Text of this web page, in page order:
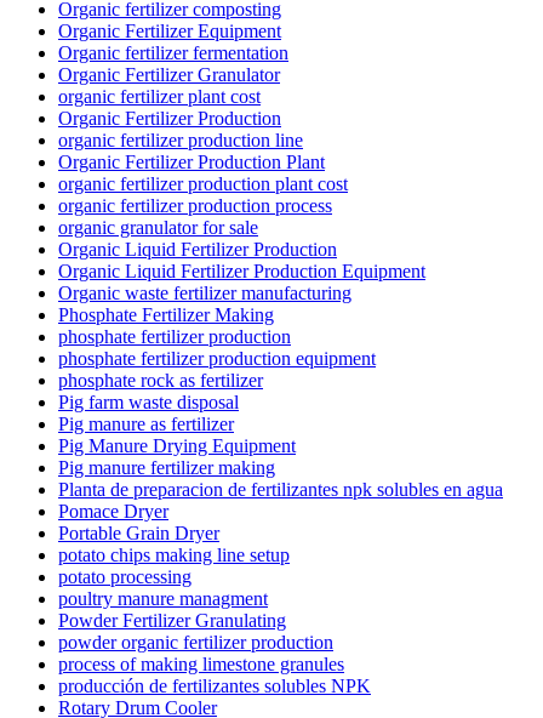
Organic fertilizer composting
Organic Fertilizer Equipment
Organic fertilizer fermentation
Organic Fertilizer Granulator
organic fertilizer plant cost
Organic Fertilizer Production
organic fertilizer production line
Organic Fertilizer Production Plant
organic fertilizer production plant cost
organic fertilizer production process
organic granulator for sale
Organic Liquid Fertilizer Production
Organic Liquid Fertilizer Production Equipment
Organic waste fertilizer manufacturing
Phosphate Fertilizer Making
phosphate fertilizer production
phosphate fertilizer production equipment
phosphate rock as fertilizer
Pig farm waste disposal
Pig manure as fertilizer
Pig Manure Drying Equipment
Pig manure fertilizer making
Planta de preparacion de fertilizantes npk solubles en agua
Pomace Dryer
Portable Grain Dryer
potato chips making line setup
potato processing
poultry manure managment
Powder Fertilizer Granulating
powder organic fertilizer production
process of making limestone granules
producción de fertilizantes solubles NPK
Rotary Drum Cooler